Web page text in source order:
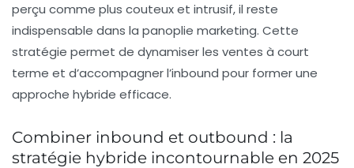
perçu comme plus couteux et intrusif, il reste
indispensable dans la panoplie marketing. Cette
stratégie permet de dynamiser les ventes à court
terme et d’accompagner l’inbound pour former une
approche hybride efficace.
Combiner inbound et outbound : la
stratégie hybride incontournable en 2025